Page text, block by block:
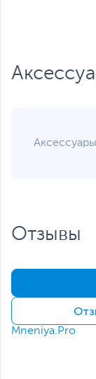
Заводские
пожалуйста,
Xарактеристики,
производителем
Отзывы
Mneniya.Pro